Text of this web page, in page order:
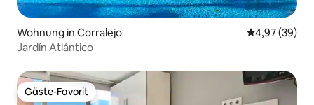
Wohnung in Corralejo
4,97 (39)
Jardín Atlántico
Gäste-Favorit
Gäste-Favorit